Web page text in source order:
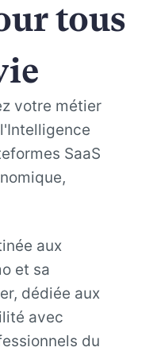
votre métier
SaaS
aux
et sa
dédiée aux
avec
du
tous